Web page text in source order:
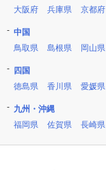
大阪府
兵庫県 京都府
中国
鳥取県
島根県 岡山県
四国
徳島県
香川県 愛媛県
九州・沖縄
福岡県
佐賀県 長崎県